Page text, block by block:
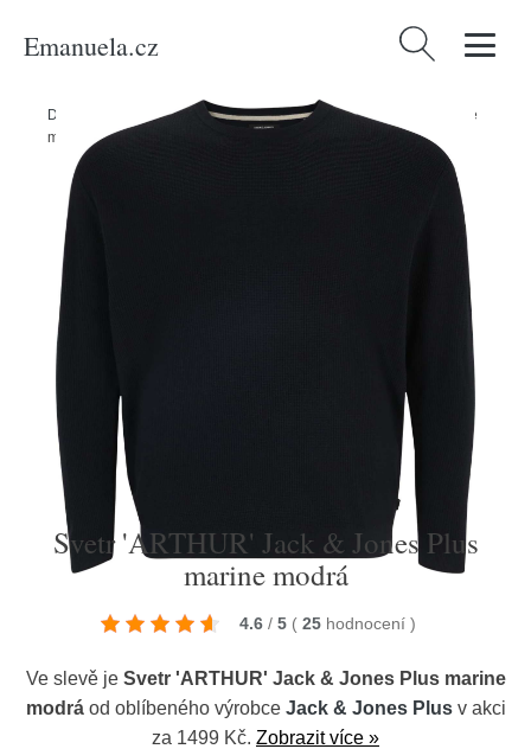
Emanuela.cz Vyhledávání
Domů /Muži
Svetr 'ARTHUR' Jack & Jones Plus marine
modrá
Svetr 'ARTHUR' Jack & Jones Plus
marine modrá
4.6 / 5 ( 25 hodnocení )
Ve slevě je Svetr 'ARTHUR' Jack & Jones Plus marine
modráod oblíbeného výrobce Jack & Jones Plusv akci
za 1499 Kč. Zobrazit více »